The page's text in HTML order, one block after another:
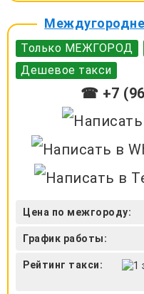
Только МЕЖГОРОД
Дешевое такси
☎ +7
Цена по межгороду:
График работы:
Рейтинг такси: